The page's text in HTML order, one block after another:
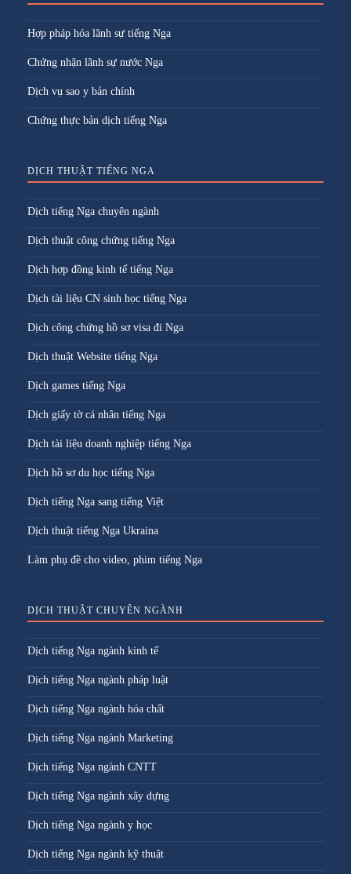
Hợp pháp hóa lãnh sự tiếng Nga
Chứng nhận lãnh sự nước Nga
Dịch vụ sao y bản chính
Chứng thực bản dịch tiếng Nga
DỊCH THUẬT TIẾNG NGA
Dịch tiếng Nga chuyên ngành
Dịch thuật công chứng tiếng Nga
Dịch hợp đồng kinh tế tiếng Nga
Dịch tài liệu CN sinh học tiếng Nga
Dịch công chứng hồ sơ visa đi Nga
Dịch thuật Website tiếng Nga
Dịch games tiếng Nga
Dịch giấy tờ cá nhân tiếng Nga
Dịch tài liệu doanh nghiệp tiếng Nga
Dịch hồ sơ du học tiếng Nga
Dịch tiếng Nga sang tiếng Việt
Dịch thuật tiếng Nga Ukraina
Làm phụ đề cho video, phim tiếng Nga
DỊCH THUẬT CHUYÊN NGÀNH
Dịch tiếng Nga ngành kinh tế
Dịch tiếng Nga ngành pháp luật
Dịch tiếng Nga ngành hóa chất
Dịch tiếng Nga ngành Marketing
Dịch tiếng Nga ngành CNTT
Dịch tiếng Nga ngành xây dựng
Dịch tiếng Nga ngành y học
Dịch tiếng Nga ngành kỹ thuật